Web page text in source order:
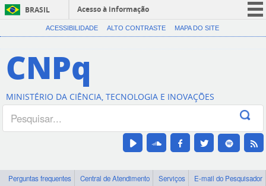
BRASIL
Acesso à informação
CORONAVÍRUS (COVID-19)
Canais
ACESSIBILIDADE ALTO CONTRASTE MAPA DO SITE
CNPq
MINISTÉRIO DA CIÊNCIA, TECNOLOGIA E INOVAÇÕES
Perguntas frequentes Central de Atendimento Serviços
E-mail do Pesquisador